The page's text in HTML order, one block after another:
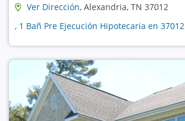
Ver Dirección, Alexandria, TN 37012
, 1 Bañ Pre Ejecución Hipotecaria en 37012